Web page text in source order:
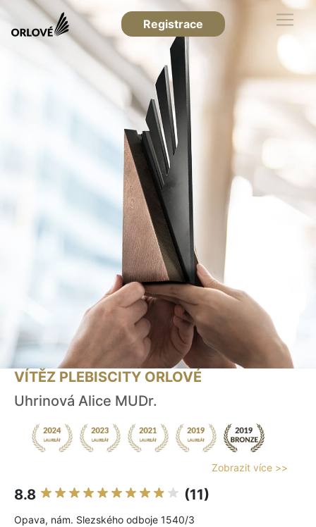
Registrace
VÍTĚZ PLEBISCITY ORLOVÉ
Uhrinová Alice MUDr.
Zobrazit více >>
8.8 (11)
Opava, nám. Slezského odboje 1540/3